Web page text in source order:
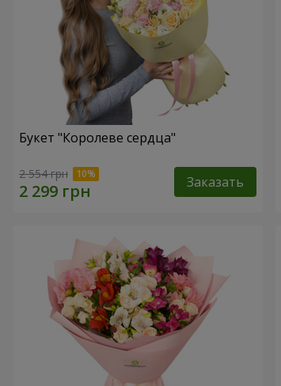
Букет "Королеве сердца"
2 554 грн Заказать